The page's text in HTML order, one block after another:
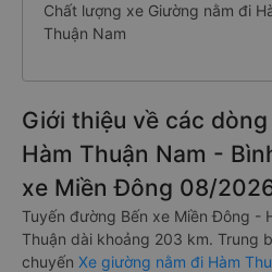
Chất lượng xe Giường nằm đi
Thuận Nam
Giới thiệu về các
Hàm Thuận Nam -
xe Miền Đông 08/
Tuyến đường Bến xe Miền Đông -
Thuận dài khoảng 203 km. Trung
chuyến Xe giường nằm đi Hàm